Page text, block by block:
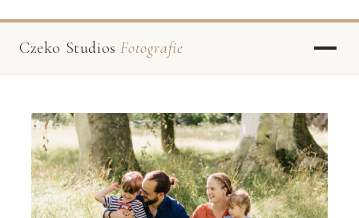
Czeko StudiosFotografie